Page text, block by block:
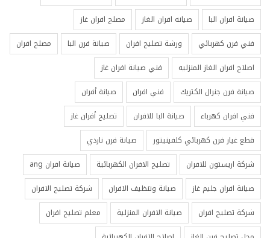
صيانة افران البا
صيانه افران الغاز
مصلح افران غاز
فني فرن كهربائي
ورشة تصليح افران صيانة فرن البا
مصلح افران
اصلاح افران الغاز المنزليه
فني صيانة افران غاز
صيانة فرن جنرال الكتريك
فني افران
صيانة أفران
فني افران كهرباء
صيانة البا للافران
تصليح أفران غاز
قطع غيار فرن كهربائي كلفينيتور
صيانة فرن ناردي
شركة اريستون للافران
تصليح الافران الكهربائية
صيانة افران ang
صيانة افران جليم غاز
صيانة وتنظيف الافران
شركة تصليح الافران
شركة تصليح افران
صيانة الافران المنزلية
معلم تصليح افران